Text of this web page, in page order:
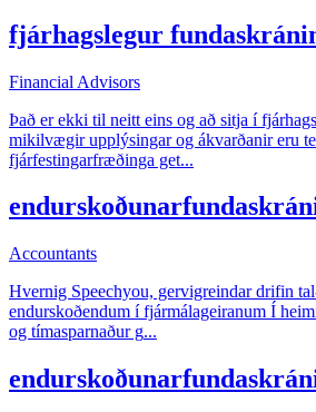
fjárhagslegur
Financial Advisors
Það er ekki til neitt eins og að sitja í
mikilvægir upplýsingar og ákvarðanir eru
fjárfestingarfræðinga get...
Accountants
Hvernig Speechyou, gervigreindar drifin
endurskoðendum í fjármálageiranum Í
og tímasparnaður g...